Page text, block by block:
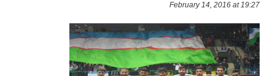
February 14, 2016 at 19:27